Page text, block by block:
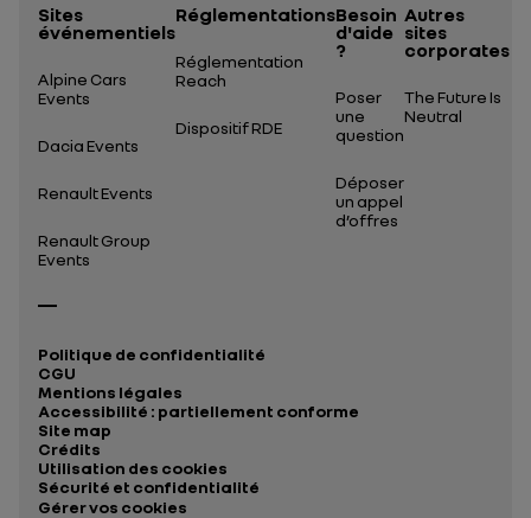
Sites
événementiels
Alpine Cars
Events
Dacia Events
Renault Events
Renault Group
Events
Réglementations
Réglementation
Reach
Dispositif RDE
Besoin
d'aide
?
Poser
une
question
Déposer
un appel
d’offres
Autres
sites
corporates
The Future Is
Neutral
Politique de confidentialité
CGU
Mentions légales
Accessibilité : partiellement conforme
Site map
Crédits
Utilisation des cookies
Sécurité et confidentialité
Gérer vos cookies